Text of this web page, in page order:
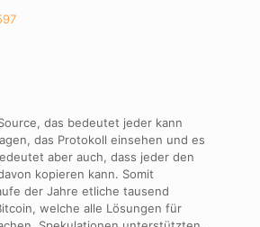
das bedeutet jeder kann
das Protokoll einsehen und es
aber auch, dass jeder den
kopieren kann. Somit
der Jahre etliche tausend
welche alle Lösungen für